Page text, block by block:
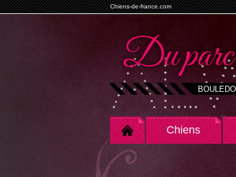
Chiens-de-france.com
Du parc
Chiens